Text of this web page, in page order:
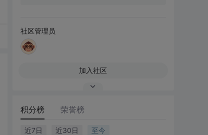
社区管理员
加入社区
积分榜 荣誉榜
近7日 近30日 至今